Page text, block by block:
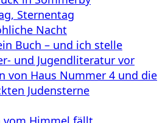
Sternentag
Nacht
Buch – und ich stelle
und Jugendliteratur vor
von Haus Nummer 4 und die
Judensterne